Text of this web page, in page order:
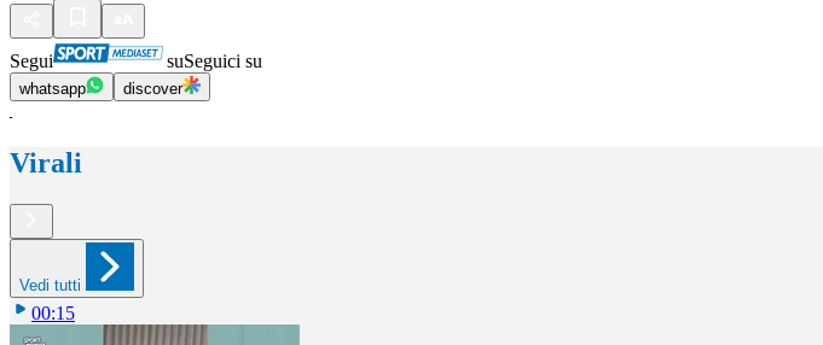
Segui suSeguici su
whatsapp discover
Virali
Vedi tutti
00:15